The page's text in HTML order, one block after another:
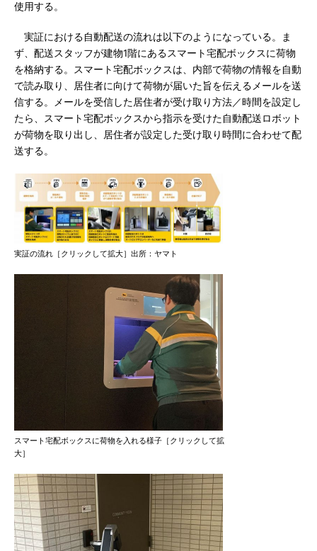
使用する。
実証における自動配送の流れは以下のようになっている。ま
ず、配送スタッフが建物1階にあるスマート宅配ボックスに荷物
を格納する。スマート宅配ボックスは、内部で荷物の情報を自動
で読み取り、居住者に向けて荷物が届いた旨を伝えるメールを送
信する。メールを受信した居住者が受け取り方法／時間を設定し
たら、スマート宅配ボックスから指示を受けた自動配送ロボット
が荷物を取り出し、居住者が設定した受け取り時間に合わせて配
送する。
実証の流れ［クリックして拡大］出所：ヤマト
スマート宅配ボックスに荷物を入れる様子［クリックして拡
大］